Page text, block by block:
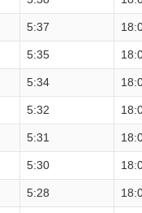
5:37
5:35
5:34
5:32
5:31
5:30
5:28